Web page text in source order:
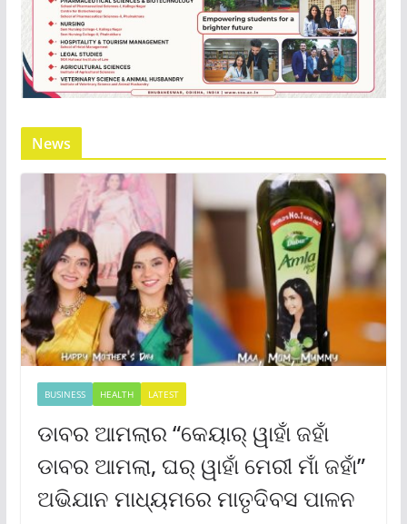
News
BUSINESS HEALTH LATEST
ଡାବର ଆମଲାର “କେୟାର୍ ୱାହାଁ ଜହାଁ
ଡାବର ଆମଲା, ଘର୍ ୱାହାଁ ମେରୀ ମାଁ ଜହାଁ”
ଅଭିଯାନ ମାଧ୍ୟମରେ ମାତୃଦିବସ ପାଳନ